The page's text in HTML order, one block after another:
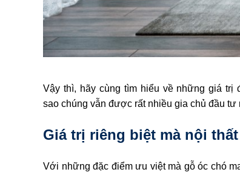
Vậy thì, hãy cùng tìm hiểu về những giá
sao chúng vẫn được rất nhiều gia chủ đầu tư
Giá trị riêng biệt mà nội
Với những đặc điểm ưu việt mà gỗ óc chó